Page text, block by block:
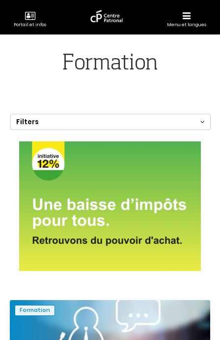
Portail et infos
CENTRE
Menu et langues
Formation
Filters
Formation